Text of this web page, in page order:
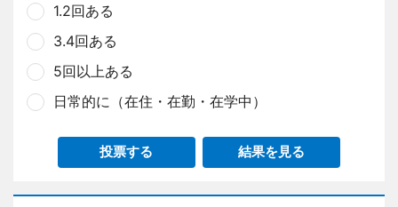
1.2回ある
3.4回ある
5回以上ある
日常的に（在住・在勤・在学中）
投票する 結果を見る